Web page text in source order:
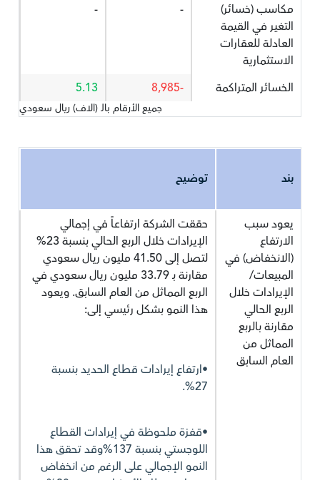
مكاسب (خسائر)
التغير في القيمة
العادلة للعقارات
الاستثمارية
-
-
الخسائر المتراكمة -8,985
5.13
جميع الأرقام بالـ (الاف) ريال سعودي
بند توضيح
يعود سبب
الارتفاع
(الانخفاض) في
المبيعات/
الإيرادات خلال
الربع الحالي
مقارنة بالربع
المماثل من
العام السابق
حققت الشركة ارتفاعاً في إجمالي
الإيرادات خلال الربع الحالي بنسبة 23%
لتصل إلى 41.50 مليون ريال سعودي
مقارنة بـ 33.79 مليون ريال سعودي في
الربع المماثل من العام السابق. ويعود
هذا النمو بشكل رئيسي إلى:
•ارتفاع إيرادات قطاع الحديد بنسبة
27%.
•قفزة ملحوظة في إيرادات القطاع
اللوجستي بنسبة 137%وقد تحقق هذا
النمو الإجمالي على الرغم من انخفاض